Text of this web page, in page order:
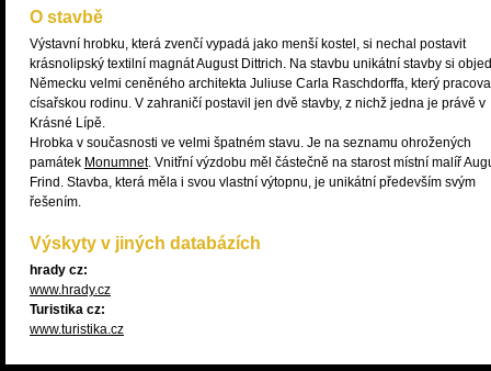
O stavbě
Výstavní hrobku, která zvenčí vypadá jako menší kostel, si nechal postavit
krásnolipský textilní magnát August Dittrich. Na stavbu unikátní stavby si
Německu velmi ceněného architekta Juliuse Carla Raschdorffa, který
císařskou rodinu. V zahraničí postavil jen dvě stavby, z nichž jedna je právě v
Krásné Lípě.
Hrobka v současnosti ve velmi špatném stavu. Je na seznamu ohrožených
památek Monumnet. Vnitřní výzdobu měl částečně na starost místní malíř
Frind. Stavba, která měla i svou vlastní výtopnu, je unikátní především svým
řešením.
Výskyty v jiných databázích
hrady cz:
www.hrady.cz
Turistika cz:
www.turistika.cz